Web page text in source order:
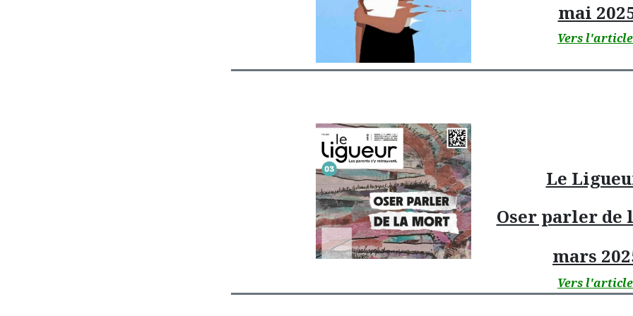
mai
Vers l'article
Le
Oser parler de
mars
Vers l'article